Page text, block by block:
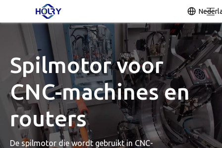
Spilmotor voor
CNC-machines en
routers
De spilmotor die wordt gebruikt in CNC-